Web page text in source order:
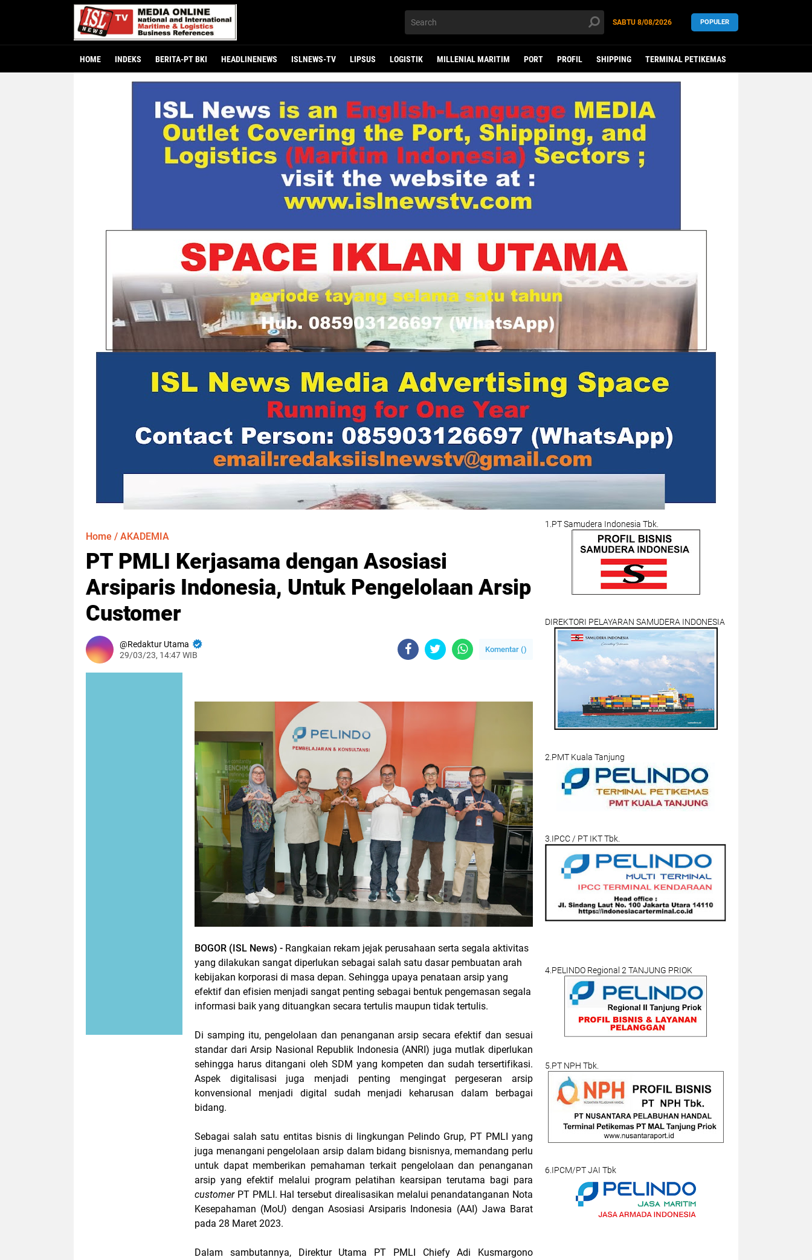
SABTU 8/08/2026 POPULER
HOME INDEKS BERITA-PT BKI HEADLINENEWS ISLNEWS-TV LIPSUS LOGISTIK MILLENIAL MARITIM PORT PROFIL SHIPPING TERMINAL PETIKEMAS
Home / AKADEMIA
PT PMLI Kerjasama dengan Asosiasi
Arsiparis Indonesia, Untuk Pengelolaan Arsip
Customer
Redaktur Utama
29/03/23, 14:47 WIB
Komentar ()
BOGOR (ISL News) - Rangkaian rekam jejak perusahaan serta segala aktivitas
yang dilakukan sangat diperlukan sebagai salah satu dasar pembuatan arah
kebijakan korporasi di masa depan. Sehingga upaya penataan arsip yang
efektif dan efisien menjadi sangat penting sebagai bentuk pengemasan segala
informasi baik yang dituangkan secara tertulis maupun tidak tertulis.
Di samping itu, pengelolaan dan penanganan arsip secara efektif dan sesuai
standar dari Arsip Nasional Republik Indonesia (ANRI) juga mutlak diperlukan
sehingga harus ditangani oleh SDM yang kompeten dan sudah tersertifikasi.
Aspek digitalisasi juga menjadi penting mengingat pergeseran arsip
konvensional menjadi digital sudah menjadi keharusan dalam berbagai
bidang.
Sebagai salah satu entitas bisnis di lingkungan Pelindo Grup, PT PMLI yang
juga menangani pengelolaan arsip dalam bidang bisnisnya, memandang perlu
untuk dapat memberikan pemahaman terkait pengelolaan dan penanganan
arsip yang efektif melalui program pelatihan kearsipan terutama bagi para
customer PT PMLI. Hal tersebut direalisasikan melalui penandatanganan Nota
Kesepahaman (MoU) dengan Asosiasi Arsiparis Indonesia (AAI) Jawa Barat
pada 28 Maret 2023.
Dalam sambutannya, Direktur Utama PT PMLI Chiefy Adi Kusmargono
1.PT Samudera Indonesia Tbk.
DIREKTORI PELAYARAN SAMUDERA INDONESIA
2.PMT Kuala Tanjung
3.IPCC / PT IKT Tbk.
4.PELINDO Regional 2 TANJUNG PRIOK
5.PT NPH Tbk.
6.IPCM/PT JAI Tbk